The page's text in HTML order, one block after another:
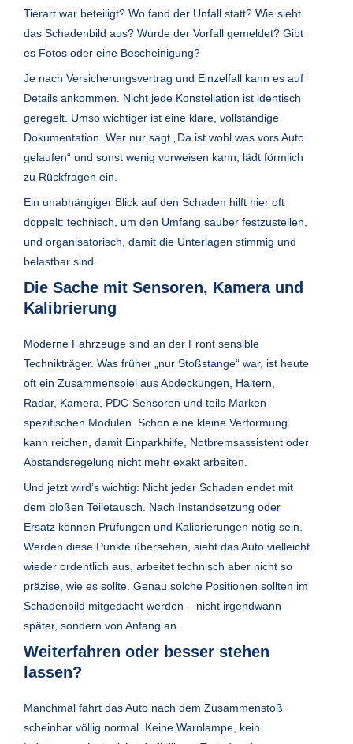
Tierart war beteiligt? Wo fand der Unfall statt? Wie sieht
das Schadenbild aus? Wurde der Vorfall gemeldet? Gibt
es Fotos oder eine Bescheinigung?
Je nach Versicherungsvertrag und Einzelfall kann es auf
Details ankommen. Nicht jede Konstellation ist identisch
geregelt. Umso wichtiger ist eine klare, vollständige
Dokumentation. Wer nur sagt „Da ist wohl was vors Auto
gelaufen“ und sonst wenig vorweisen kann, lädt förmlich
zu Rückfragen ein.
Ein unabhängiger Blick auf den Schaden hilft hier oft
doppelt: technisch, um den Umfang sauber festzustellen,
und organisatorisch, damit die Unterlagen stimmig und
belastbar sind.
Die Sache mit Sensoren, Kamera und
Kalibrierung
Moderne Fahrzeuge sind an der Front sensible
Technikträger. Was früher „nur Stoßstange“ war, ist heute
oft ein Zusammenspiel aus Abdeckungen, Haltern,
Radar, Kamera, PDC-Sensoren und teils Marken-
spezifischen Modulen. Schon eine kleine Verformung
kann reichen, damit Einparkhilfe, Notbremsassistent oder
Abstandsregelung nicht mehr exakt arbeiten.
Und jetzt wird’s wichtig: Nicht jeder Schaden endet mit
dem bloßen Teiletausch. Nach Instandsetzung oder
Ersatz können Prüfungen und Kalibrierungen nötig sein.
Werden diese Punkte übersehen, sieht das Auto vielleicht
wieder ordentlich aus, arbeitet technisch aber nicht so
präzise, wie es sollte. Genau solche Positionen sollten im
Schadenbild mitgedacht werden – nicht irgendwann
später, sondern von Anfang an.
Weiterfahren oder besser stehen
lassen?
Manchmal fährt das Auto nach dem Zusammenstoß
scheinbar völlig normal. Keine Warnlampe, kein